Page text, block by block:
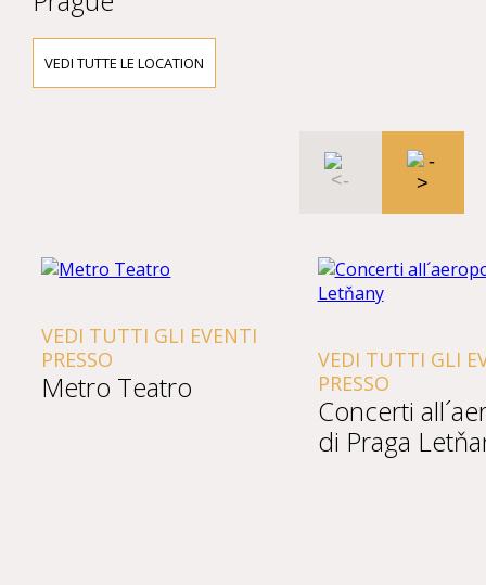
VEDI TUTTE LE LOCATION
VEDI TUTTI GLI EVENTI
PRESSO
Metro Teatro
VEDI TUTTI GLI
PRESSO
Concerti
di Praga